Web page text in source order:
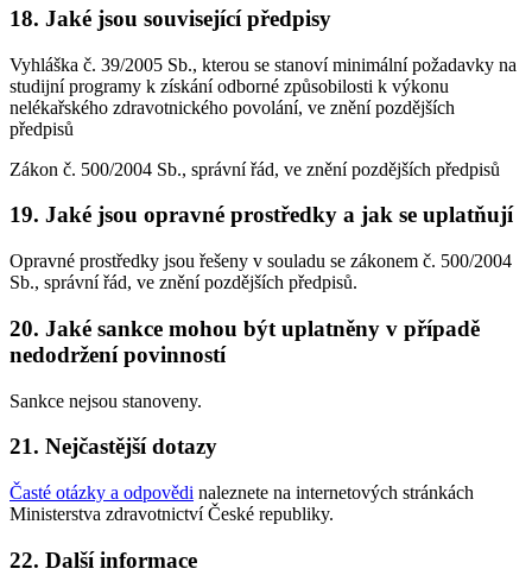
18. Jaké jsou související předpisy
Vyhláška č. 39/2005 Sb., kterou se stanoví minimální požadavky na
studijní programy k získání odborné způsobilosti k výkonu
nelékařského zdravotnického povolání, ve znění pozdějších
předpisů
Zákon č. 500/2004 Sb., správní řád, ve znění pozdějších předpisů
19. Jaké jsou opravné prostředky a jak se uplatňují
Opravné prostředky jsou řešeny v souladu se zákonem č. 500/2004
Sb., správní řád, ve znění pozdějších předpisů.
20. Jaké sankce mohou být uplatněny v případě
nedodržení povinností
Sankce nejsou stanoveny.
21. Nejčastější dotazy
Časté otázky a odpovědi naleznete na internetových stránkách
Ministerstva zdravotnictví České republiky.
22. Další informace